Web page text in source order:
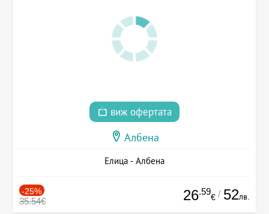
виж офертата
Албена
Елица - Албена
-25%
35.54€ 26.59
€ / 52лв.